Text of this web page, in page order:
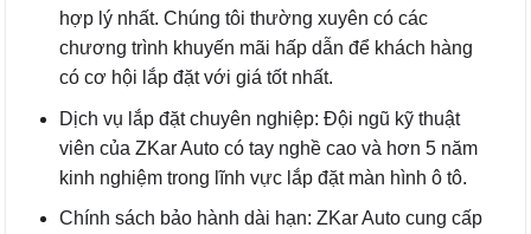
hợp lý nhất. Chúng tôi thường xuyên có các
chương trình khuyến mãi hấp dẫn để khách hàng
có cơ hội lắp đặt với giá tốt nhất.
Dịch vụ lắp đặt chuyên nghiệp: Đội ngũ kỹ thuật
viên của ZKar Auto có tay nghề cao và hơn 5 năm
kinh nghiệm trong lĩnh vực lắp đặt màn hình ô tô.
Chính sách bảo hành dài hạn: ZKar Auto cung cấp